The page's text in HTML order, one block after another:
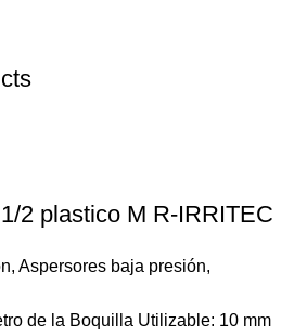
2 plastico M R-IRRITEC
, Aspersores baja presión,
de la Boquilla Utilizable: 10 mm